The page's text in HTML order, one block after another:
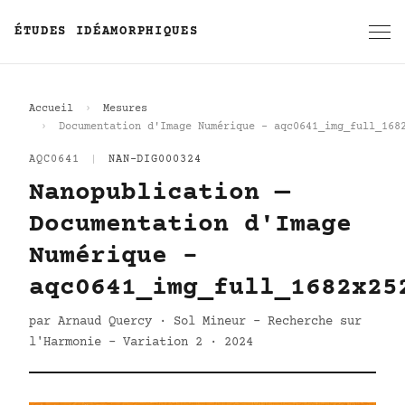
ÉTUDES IDÉAMORPHIQUES
Accueil
Mesures
Documentation d'Image Numérique -
AQC0641 NAN-DIG000324
Nanopublication —
Documentation d'Image
Numérique -
par Arnaud Quercy · Sol Mineur - Recherche sur
l'Harmonie - Variation 2 · 2024